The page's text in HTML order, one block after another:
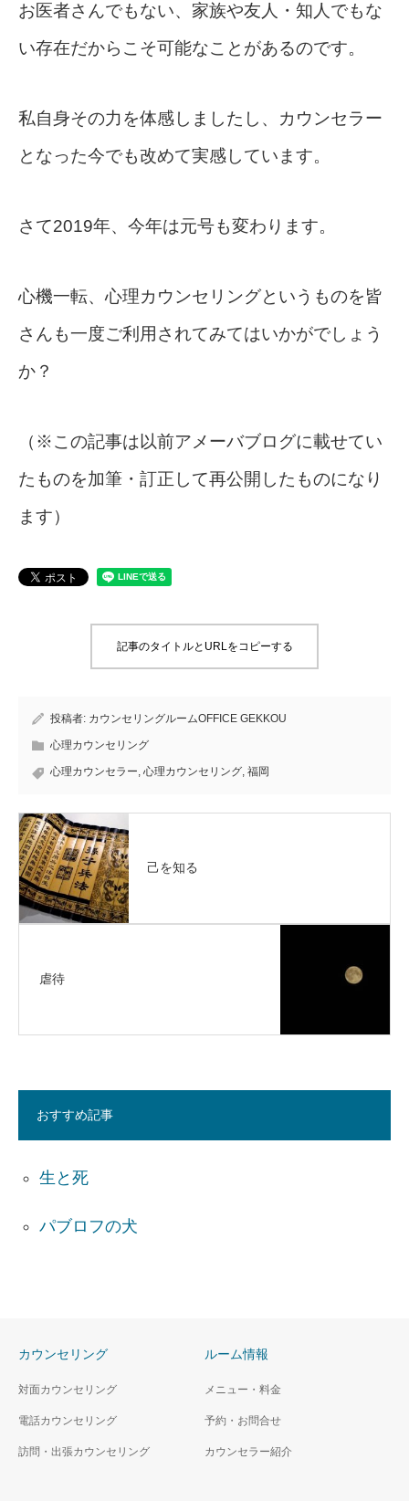
お医者さんでもない、家族や友人・知人でもな
い存在だからこそ可能なことがあるのです。
私自身その力を体感しましたし、カウンセラー
となった今でも改めて実感しています。
さて2019年、今年は元号も変わります。
心機一転、心理カウンセリングというものを皆
さんも一度ご利用されてみてはいかがでしょう
か？
（※この記事は以前アメーバブログに載せてい
たものを加筆・訂正して再公開したものになり
ます）
記事のタイトルとURLをコピーする
投稿者: カウンセリングルームOFFICE GEKKOU
心理カウンセリング
心理カウンセラー, 心理カウンセリング, 福岡
己を知る
虐待
おすすめ記事
生と死
パブロフの犬
カウンセリング
対面カウンセリング
電話カウンセリング
訪問・出張カウンセリング
ルーム情報
メニュー・料金
予約・お問合せ
カウンセラー紹介